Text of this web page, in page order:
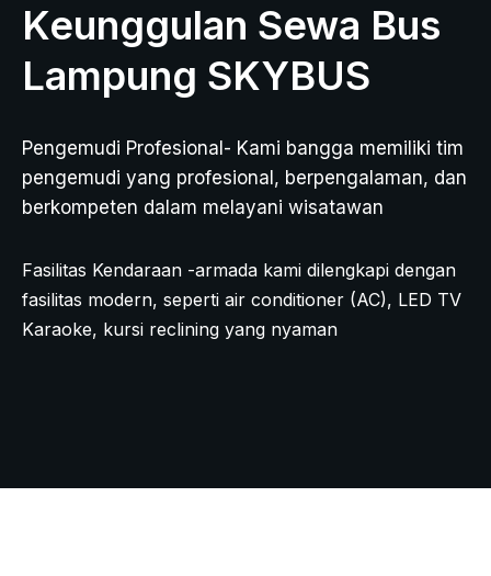
Keunggulan Sewa Bus
Lampung SKYBUS
Pengemudi Profesional- Kami bangga memiliki tim
pengemudi yang profesional, berpengalaman, dan
berkompeten dalam melayani wisatawan
Fasilitas Kendaraan -armada kami dilengkapi dengan
fasilitas modern, seperti air conditioner (AC), LED TV
Karaoke, kursi reclining yang nyaman